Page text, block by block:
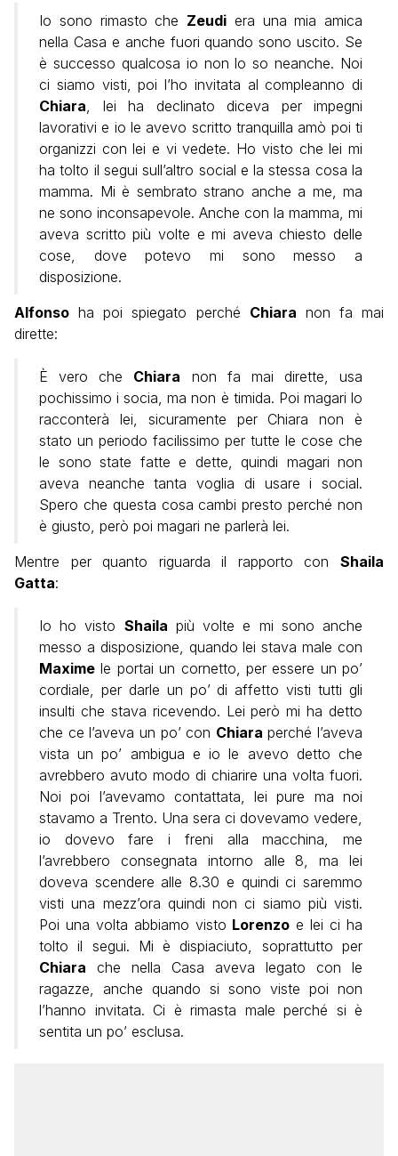
Io sono rimasto che Zeudi era una mia amica
nella Casa e anche fuori quando sono uscito. Se
è successo qualcosa io non lo so neanche. Noi
ci siamo visti, poi l’ho invitata al compleanno di
Chiara, lei ha declinato diceva per impegni
lavorativi e io le avevo scritto tranquilla amò poi ti
organizzi con lei e vi vedete. Ho visto che lei mi
ha tolto il segui sull’altro social e la stessa cosa la
mamma. Mi è sembrato strano anche a me, ma
ne sono inconsapevole. Anche con la mamma, mi
aveva scritto più volte e mi aveva chiesto delle
cose, dove potevo mi sono messo a
disposizione.
Alfonso ha poi spiegato perché Chiara non fa mai
dirette:
È vero che Chiara non fa mai dirette, usa
pochissimo i socia, ma non è timida. Poi magari lo
racconterà lei, sicuramente per Chiara non è
stato un periodo facilissimo per tutte le cose che
le sono state fatte e dette, quindi magari non
aveva neanche tanta voglia di usare i social.
Spero che questa cosa cambi presto perché non
è giusto, però poi magari ne parlerà lei.
Mentre per quanto riguarda il rapporto con Shaila
Gatta:
Io ho visto Shaila più volte e mi sono anche
messo a disposizione, quando lei stava male con
Maxime le portai un cornetto, per essere un po’
cordiale, per darle un po’ di affetto visti tutti gli
insulti che stava ricevendo. Lei però mi ha detto
che ce l’aveva un po’ con Chiara perché l’aveva
vista un po’ ambigua e io le avevo detto che
avrebbero avuto modo di chiarire una volta fuori.
Noi poi l’avevamo contattata, lei pure ma noi
stavamo a Trento. Una sera ci dovevamo vedere,
io dovevo fare i freni alla macchina, me
l’avrebbero consegnata intorno alle 8, ma lei
doveva scendere alle 8.30 e quindi ci saremmo
visti una mezz’ora quindi non ci siamo più visti.
Poi una volta abbiamo visto Lorenzo e lei ci ha
tolto il segui. Mi è dispiaciuto, soprattutto per
Chiara che nella Casa aveva legato con le
ragazze, anche quando si sono viste poi non
l’hanno invitata. Ci è rimasta male perché si è
sentita un po’ esclusa.